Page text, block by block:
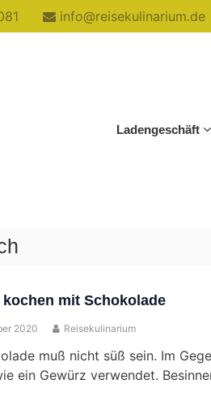
info@reisekulinarium.de
Ladengeschäft
kochen mit Schokolade
2020 Reisekulinarium
muß nicht süß sein. Im
ein Gewürz verwendet.